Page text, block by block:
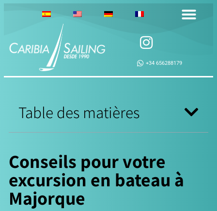
+34 656288179
Conseils pour votre
excursion en bateau à
Majorque
Table des matières